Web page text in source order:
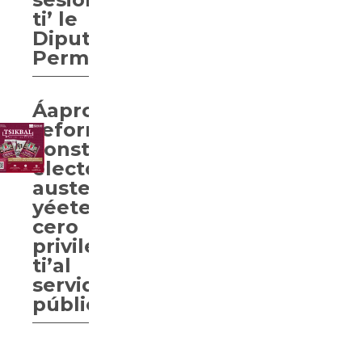
ti’ le
Diputación
Permanente.
Áaprobaarta’ab
reforma
constitucional
electoral,
austeridad
yéetel
cero
privilegios
ti’al
servidores
públicas.